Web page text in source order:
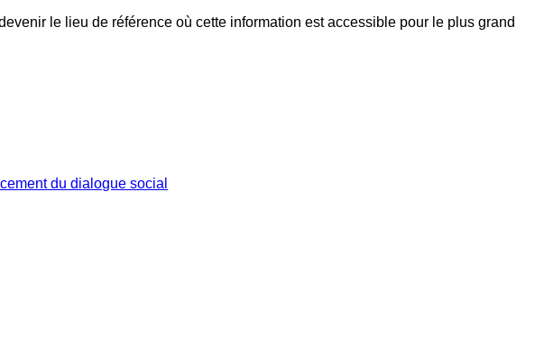
le lieu de référence où cette information est accessible pour le plus grand
du dialogue social